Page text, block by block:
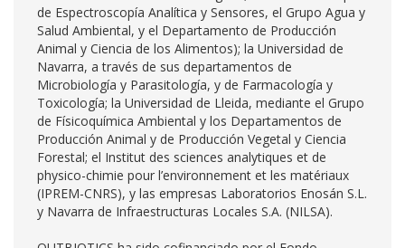
de Espectroscopía Analítica y Sensores, el Grupo Agua y
Salud Ambiental, y el Departamento de Producción
Animal y Ciencia de los Alimentos); la Universidad de
Navarra, a través de sus departamentos de
Microbiología y Parasitología, y de Farmacología y
Toxicología; la Universidad de Lleida, mediante el Grupo
de Físicoquímica Ambiental y los Departamentos de
Producción Animal y de Producción Vegetal y Ciencia
Forestal; el Institut des sciences analytiques et de
physico-chimie pour l’environnement et les matériaux
(IPREM-CNRS), y las empresas Laboratorios Enosán S.L.
y Navarra de Infraestructuras Locales S.A. (NILSA).